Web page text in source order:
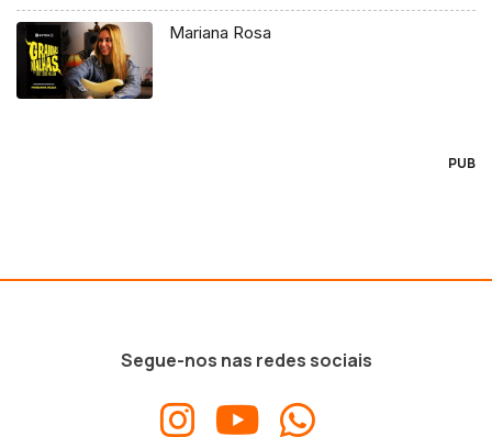
Mariana Rosa
PUB
Segue-nos nas redes sociais